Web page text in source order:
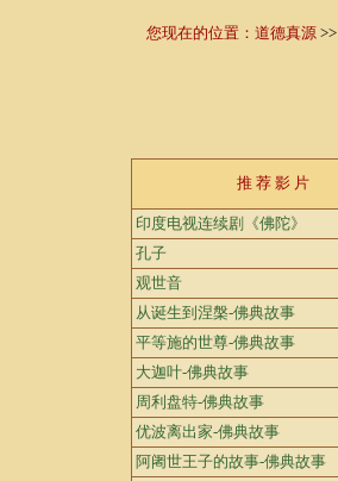
您现在的位置： 道德真源 >>
推 荐 影 片
印度电视连续剧《佛陀》
孔子
观世音
从诞生到涅槃-佛典故事
平等施的世尊-佛典故事
大迦叶-佛典故事
周利盘特-佛典故事
优波离出家-佛典故事
阿阇世王子的故事-佛典故事